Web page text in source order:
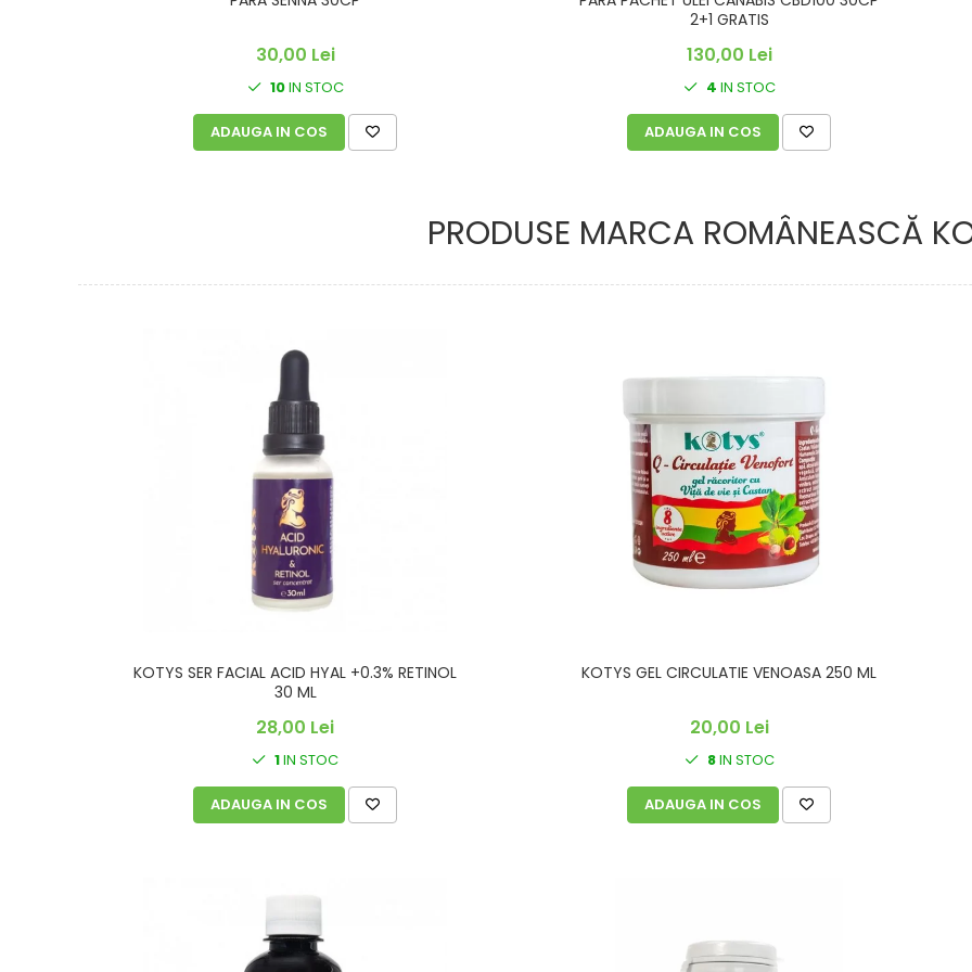
30,00 Lei
10IN STOC
ADAUGA IN COS
2+1 GRATIS
130,00 Lei
4 IN STOC
ADAUGA IN COS
PRODUSE MARCA ROMÂNEASCĂ
KOTYS SER FACIAL ACID HYAL +0.3% RETINOL
30 ML
28,00 Lei
1IN STOC
ADAUGA IN COS
KOTYS GEL CIRCULATIE VENOASA 250 ML
20,00 Lei
8IN STOC
ADAUGA IN COS